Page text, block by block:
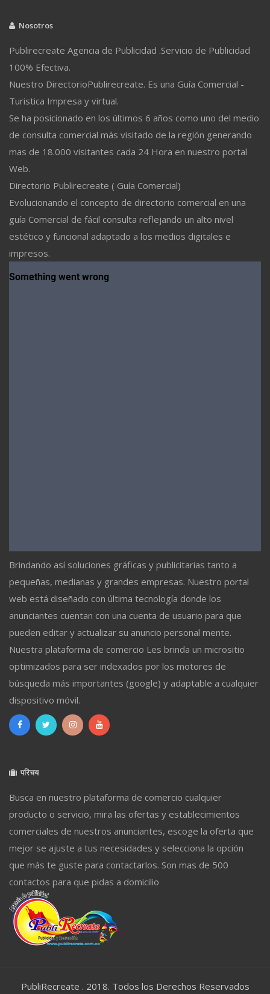
Nosotros
Publirecreate Agencia de Publicidad .Servicio de Publicidad
100% Efectiva.
Nuestro DirectorioPublirecreate. Es una Guía Comercial -
Turistica Impresa y virtual.
Se ha posicionado en los últimos 6 años como uno del medio
de consulta comercial más visitado de la región generando
mas de 18.000 visitantes cada 24 Hora en nuestro portal
Web.
Directorio Publirecreate ( Guía Comercial)
Evolucionando el concepto de directorio comercial en una
guía Comercial de fácil consulta reflejando un alto nivel
estético y funcional adaptado a los medios digitales e
impresos.
Brindando así soluciones gráficas y publicitarias tanto a
pequeñas, medianas y grandes empresas. Nuestro portal
web está diseñado con última tecnología donde los
anunciantes cuentan con una cuenta de usuario para que
pueden editar y actualizar su anuncio personal mente.
Nuestra plataforma de comercio Les brinda un micrositio
optimizados para ser indexados por los motores de
búsqueda más importantes (google) y adaptable a cualquier
dispositivo móvil.
परिचय
Busca en nuestro plataforma de comercio cualquier
producto o servicio, mira las ofertas y establecimientos
comerciales de nuestros anunciantes, escoge la oferta que
mejor se ajuste a tus necesidades y selecciona la opción
que más te guste para contactarlos. Son mas de 500
contactos para que pidas a domicilio
PubliRecreate . 2018. Todos los Derechos Reservados